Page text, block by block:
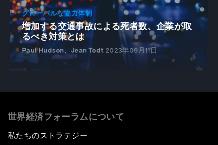
グローバルな協力体制
増加する交通事故による死者数、企業が取
るべき対策とは
Paul Hudson、Jean Todt 2023年09月11日
世界経済フォーラムについて
私たちのストラテジー